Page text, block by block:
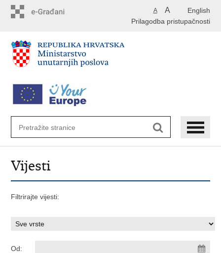
English
A A
Prilagodba pristupačnosti
Vijesti
Filtrirajte vijesti:
Od: